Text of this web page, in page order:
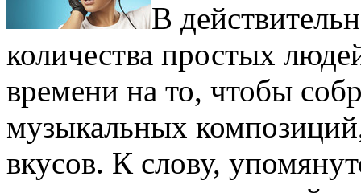
В
количества простых
времени на то, чтобы
музыкальных
вкусов. К слову,